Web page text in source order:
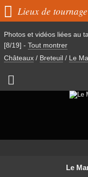
 Lieux de
Photos et vidéos liées au
[8/19] - Tout montrer
Châteaux / Breteuil / Le

Le